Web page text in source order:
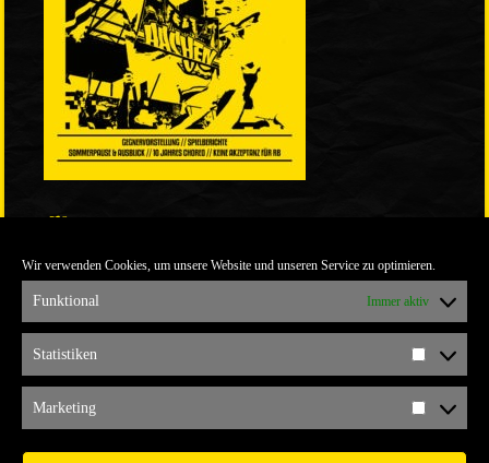
Wir verwenden Cookies, um unsere Website und unseren Service zu optimieren.
Funktional Immer aktiv
Statistiken
Marketing
ULTRABLOG DER YELLOW CONNECTION
ALEMANNIA VERKAUFT MAN NICHT
ARCHIV
ARCHIV